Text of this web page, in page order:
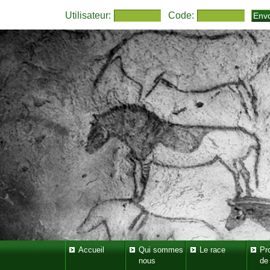
Utilisateur: Code:
Accueil
Qui sommes
nous
Le race